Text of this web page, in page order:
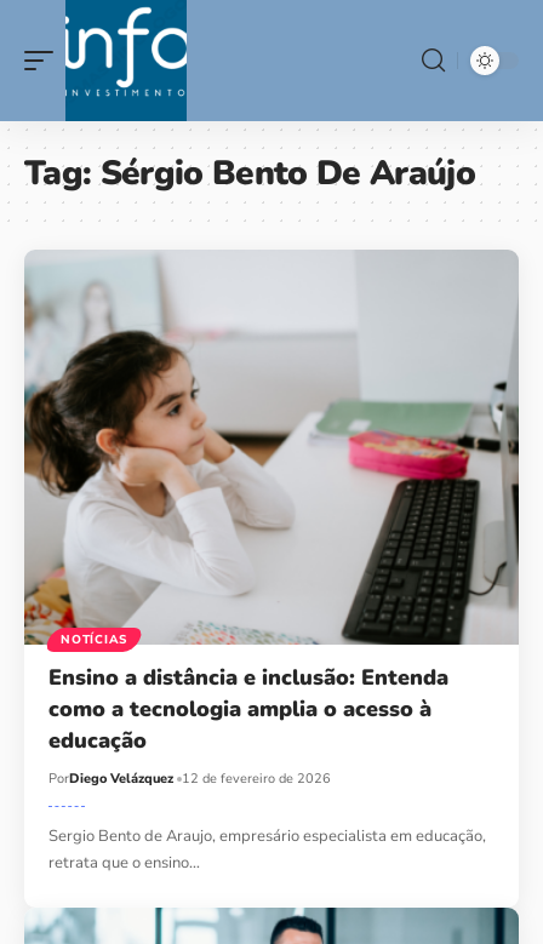
Tag:Sérgio Bento De Araújo
NOTÍCIAS
Ensino a distância e inclusão: Entenda
como a tecnologia amplia o acesso à
educação
PorDiego Velázquez 12 de fevereiro de 2026
Sergio Bento de Araujo, empresário especialista em educação,
retrata que o ensino…